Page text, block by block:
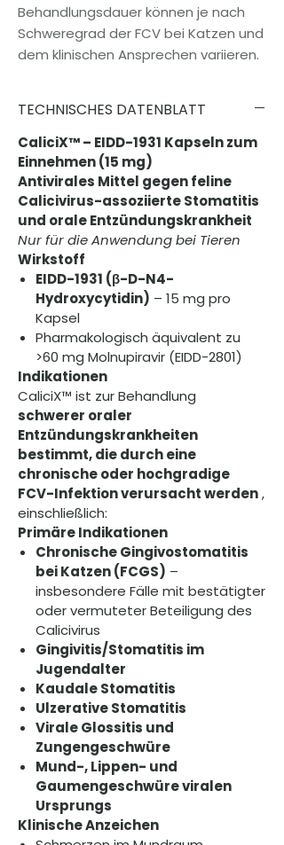
Behandlungsdauer können je nach
Schweregrad der FCV bei Katzen und
dem klinischen Ansprechen variieren.
TECHNISCHES DATENBLATT
CaliciX™ – EIDD-1931 Kapseln zum
Einnehmen (15 mg)
Antivirales Mittel gegen feline
Calicivirus-assoziierte Stomatitis
und orale Entzündungskrankheit
Nur für die Anwendung bei Tieren
Wirkstoff
EIDD-1931 (β-D-N4-
Hydroxycytidin) – 15 mg pro
Kapsel
Pharmakologisch äquivalent zu
>60 mg Molnupiravir (EIDD-2801)
Indikationen
CaliciX™ ist zur Behandlung
schwerer oraler
Entzündungskrankheiten
bestimmt, die durch eine
chronische oder hochgradige
FCV-Infektion verursacht werden,
einschließlich:
Primäre Indikationen
Chronische Gingivostomatitis
bei Katzen (FCGS) –
insbesondere Fälle mit bestätigter
oder vermuteter Beteiligung des
Calicivirus
Gingivitis/Stomatitis im
Jugendalter
Kaudale Stomatitis
Ulzerative Stomatitis
Virale Glossitis und
Zungengeschwüre
Mund-, Lippen- und
Gaumengeschwüre viralen
Ursprungs
Klinische Anzeichen